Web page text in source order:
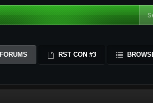
FORUMS RST CON #3